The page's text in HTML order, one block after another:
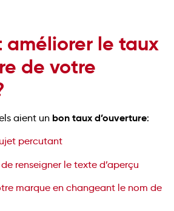
améliorer le taux
de votre
aient un bon taux d’ouverture:
percutant
renseigner le texte d’aperçu
marque en changeant le nom de